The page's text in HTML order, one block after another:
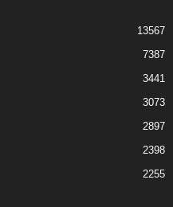
13567
7387
3441
3073
2897
2398
2255